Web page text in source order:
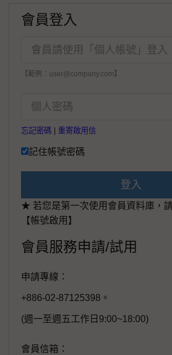
會員登入
【範例：user@company.com】
忘記密碼 重寄啟用信
記住帳號密碼
登入
★ 若您是第一次使用會員資料庫，
【帳號啟用】
會員服務申請/試用
申請專線：
+886-02-87125398。
(週一至週五工作日9:00~18:00)
會員信箱：